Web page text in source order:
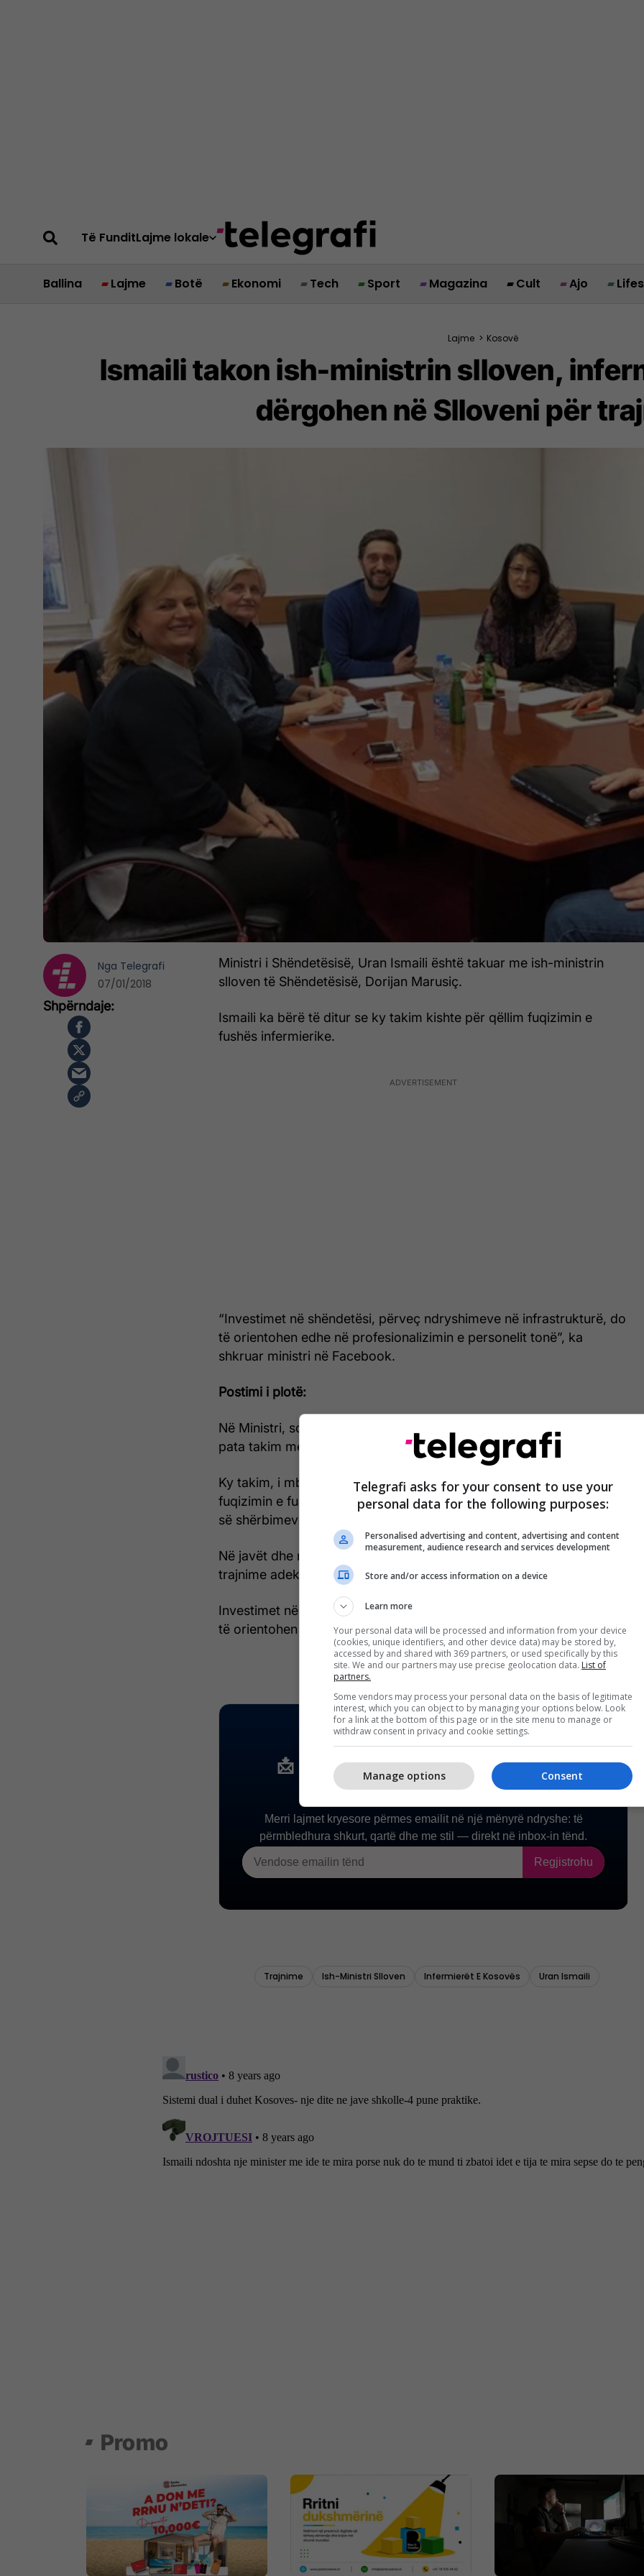
Të FunditLajme lokale
Ballina Lajme Botë Ekonomi Tech Sport Magazina Cult Ajo
Lajme > Kosovë
Ismaili takon ish-ministrin slloven,
dërgohen në Slloveni për
Ministri i Shëndetësisë, Uran Ismaili është takuar me ish-ministrin
slloven të Shëndetësisë, Dorijan Marusiç.
Ismaili ka bërë të ditur se ky takim kishte për qëllim fuqizimin e
fushës infermierike.
“Investimet në shëndetësi, përveç ndryshimeve në infrastrukturë, do
të orientohen edhe në profesionalizimin e personelit tonë”, ka
shkruar ministri në Facebook.
Postimi i plotë:
Në Ministri, sot së bashku me zyrtarë të MSH-së dhe SHSKUK-së,
pata takim me ish-ministrin slloven të Shëndetësisë, Dorijan Marusiç.
Ky takim, i mbështetur nga Lux Development, kishte për qëllim
fuqizimin e fushës infermierike, si shtyllë kryesore e rritjes së cilësisë
së shërbimeve për qytetarët tanë.
Në javët dhe në muajt në vijim, do ta konkretizojmë këtë vizion me
trajnime adekuate dhe vizita studimore për infermierët e Kosovës.
Investimet në shëndetësi, përveç ndryshimeve në infrastrukturë, do
të orientohen edhe në profesionalizimin e personelit tonë.
Nga Telegrafi
07/01/2018
Telegrafi asks for your consent to use your
personal data for the following purposes:
Personalised advertising and content, advertising and content
measurement, audience research and services development
Store and/or access information on a device
Learn more
Your personal data will be processed and information from your device
(cookies, unique identifiers, and other device data) may be stored by,
accessed by and shared with 369 partners, or used specifically by this
site. We and our partners may use precise geolocation data. List of
partners.
Some vendors may process your personal data on the basis of legitimate
interest, which you can object to by managing your options below. Look
for a link at the bottom of this page or in the site menu to manage or
withdraw consent in privacy and cookie settings.
Consent
Manage options